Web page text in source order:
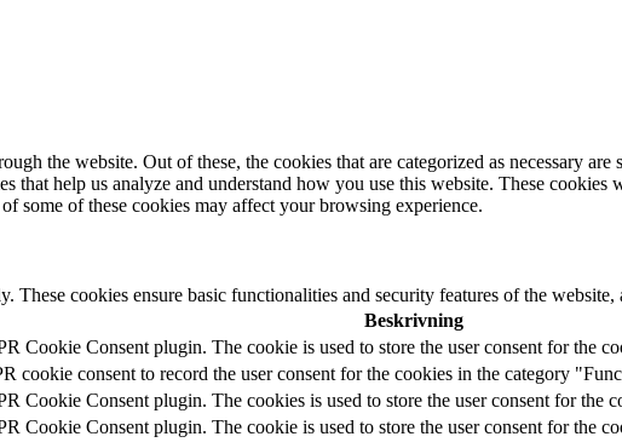
the website. Out of these, the cookies that are categorized as necessary
that help us analyze and understand how you use this website. These
some of these cookies may affect your browsing experience.
cookies ensure basic functionalities and security features of the website,
Beskrivning
Cookie Consent plugin. The cookie is used to store the user consent for the
cookie consent to record the user consent for the cookies in the category
Cookie Consent plugin. The cookies is used to store the user consent for the
Cookie Consent plugin. The cookie is used to store the user consent for the